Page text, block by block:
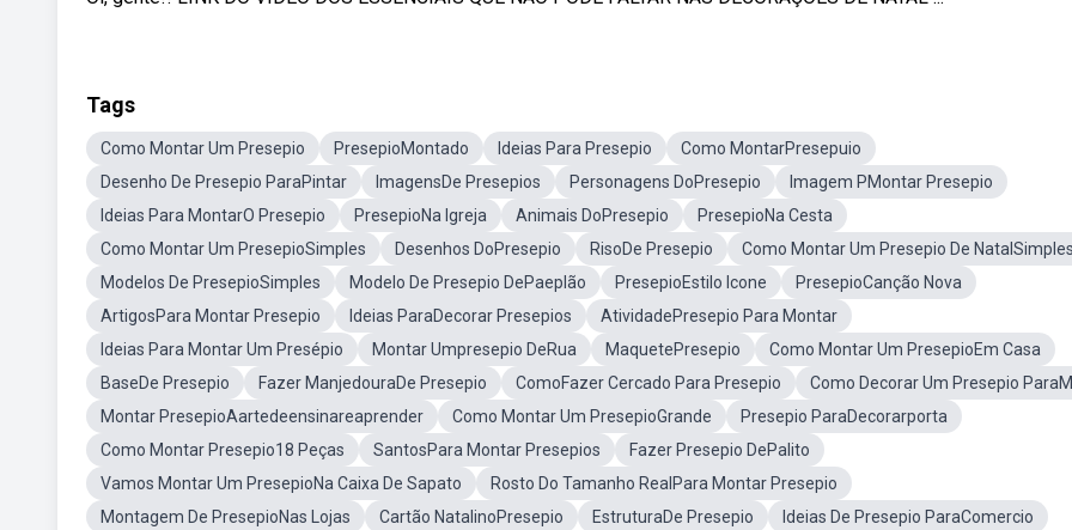
Tags
Como Montar Um Presepio PresepioMontado Ideias Para Presepio
Como MontarPresepuio
Desenho De Presepio ParaPintar
ImagensDe Presepios Personagens DoPresepio
Imagem PMontar Presepio
Ideias Para MontarO Presepio
PresepioNa Igreja Animais DoPresepio
PresepioNa Cesta
Como Montar Um PresepioSimples
Desenhos DoPresepio RisoDe Presepio
Como Montar Um Presepio De
Modelos De PresepioSimples
Modelo De Presepio DePaeplão PresepioEstilo Icone
PresepioCanção Nova
ArtigosPara Montar Presepio
Ideias ParaDecorar Presepios
AtividadePresepio Para Montar
Ideias Para Montar Um Presépio
Montar Umpresepio DeRua MaquetePresepio
Como Montar Um PresepioEm Casa
BaseDe Presepio
Fazer ManjedouraDe Presepio ComoFazer Cercado Para Presepio
Como Decorar Um Presepio
Montar PresepioAartedeensinareaprender
Como Montar Um PresepioGrande
Presepio ParaDecorarporta
Como Montar Presepio18 Peças
SantosPara Montar Presepios
Fazer Presepio DePalito
Vamos Montar Um PresepioNa Caixa De Sapato
Rosto Do Tamanho RealPara Montar Presepio
Montagem De PresepioNas Lojas
Cartão NatalinoPresepio EstruturaDe Presepio
Ideias De Presepio ParaComercio